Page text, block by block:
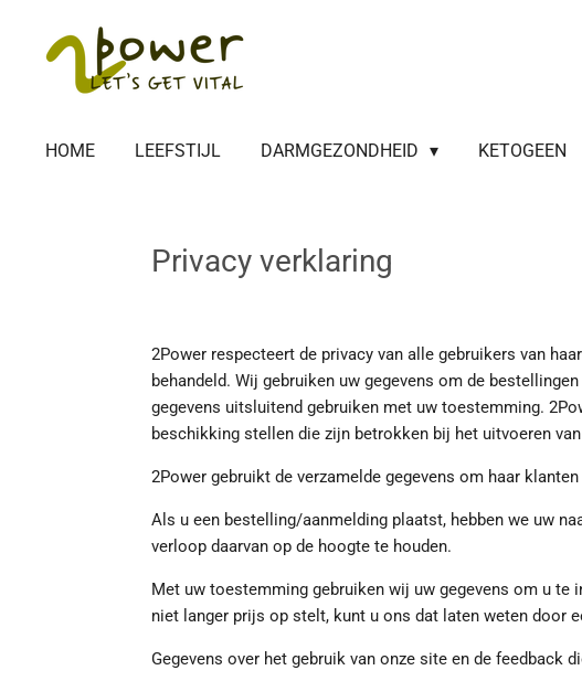
direct
HOME LEEFSTIJL DARMGEZONDHEID KETOGEEN
Privacy verklaring
2Power respecteert de privacy van alle gebruikers van
behandeld. Wij gebruiken uw gegevens om de
gegevens uitsluitend gebruiken met uw toestemming.
beschikking stellen die zijn betrokken bij het uitvoeren
2Power gebruikt de verzamelde gegevens om haar
Als u een bestelling/aanmelding plaatst, hebben we uw
verloop daarvan op de hoogte te houden.
Met uw toestemming gebruiken wij uw gegevens om u
niet langer prijs op stelt, kunt u ons dat laten weten door
Gegevens over het gebruik van onze site en de feedback